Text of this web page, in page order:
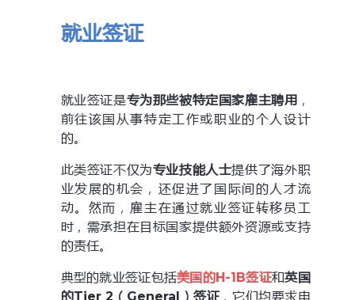
就业签证
就业签证是专为那些被特定国家雇主聘用 ，
前往该国从事特定工作或职业的个人设计
的。
此类签证不仅为专业技能人士提供了海外职
业发展的机会，还促进了国际间的人才流
动。然而，雇主在通过就业签证转移员工
时，需承担在目标国家提供额外资源或支持
的责任。
典型的就业签证包括美国的H-1B签证和英国
的Tier 2（ General ）签证，它们均要求申